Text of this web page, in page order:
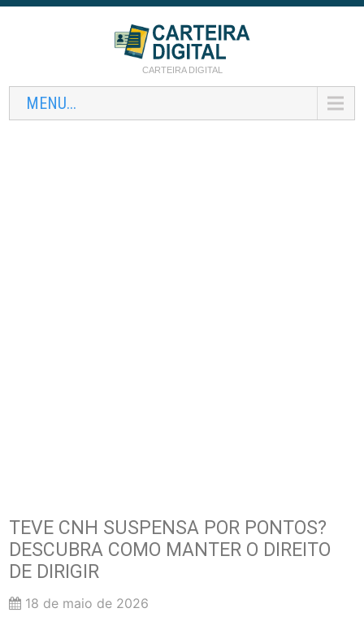
CARTEIRA DIGITAL
MENU...
TEVE CNH SUSPENSA POR PONTOS?
DESCUBRA COMO MANTER O DIREITO
DE DIRIGIR
18 de maio de 2026